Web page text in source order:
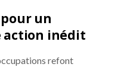
un
action inédit
refont